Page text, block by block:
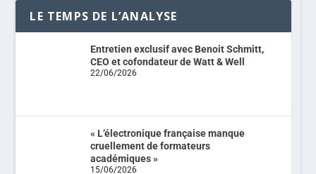
LE TEMPS DE L’ANALYSE
Entretien exclusif avec Benoit Schmitt,
CEO et cofondateur de Watt & Well
22/06/2026
« L’électronique française manque
cruellement de formateurs
académiques »
15/06/2026